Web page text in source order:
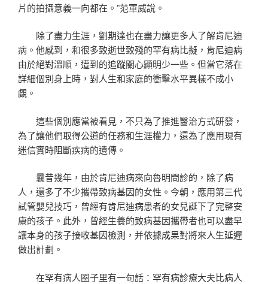
片的拍攝意義一向都在。”范軍威說。
除了盡力生涯，劉期達也在盡力讓更多人了解肯尼迪
病。他感到，和很多致逝世致殘的罕有病比擬，肯尼迪病
由於絕對溫順，遭到的追蹤關心顯明少一些。但當它落在
詳細個別身上時，對人生和家庭的衝擊水平異樣不成小
覷。
這些個別應當被看見，不只為了推進醫治方式研發，
為了讓他們取得公道的任務和生涯權力，還為了應用現有
迷信實時阻斷疾病的遺傳。
曩昔幾年，由於肯尼迪病來向魯明問診的，除了病
人，還多了不少攜帶致病基因的女性。今朝，應用第三代
試管嬰兒技巧，曾經有肯尼迪病患者的女兒誕下了完整安
康的孩子。此外，曾經生養的致病基因攜帶者也可以盡早
讓本身的孩子接收基因檢測，并依據成果對將來人生延遲
做出計劃。
在罕有病人圈子里有一句話：罕有病診療大夫比病人